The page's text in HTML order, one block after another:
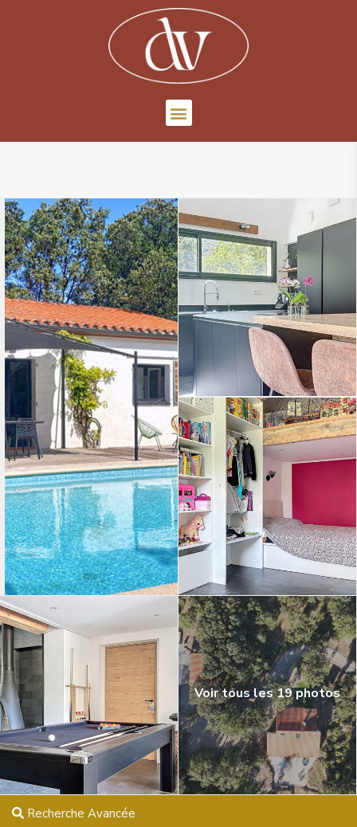
Voir tous les 19 photos
Recherche Avancée